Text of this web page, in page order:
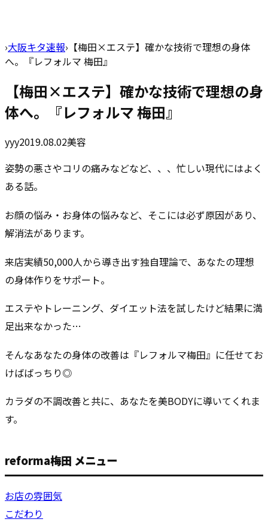
›大阪キタ速報› 【梅田×エステ】確かな技術で理想の身体
へ。『レフォルマ 梅田』
【梅田×エステ】確かな技術で理想の身
体へ。『レフォルマ 梅田』
yyy2019.08.02美容
姿勢の悪さやコリの痛みなどなど、、、忙しい現代にはよく
ある話。
お顔の悩み・お身体の悩みなど、そこには必ず原因があり、
解消法があります。
来店実績50,000人から導き出す独自理論で、あなたの理想
の身体作りをサポート。
エステやトレーニング、ダイエット法を試したけど結果に満
足出来なかった…
そんなあなたの身体の改善は『レフォルマ梅田』に任せてお
けばばっちり◎
カラダの不調改善と共に、あなたを美BODYに導いてくれま
す。
reforma梅田 メニュー
お店の雰囲気
こだわり